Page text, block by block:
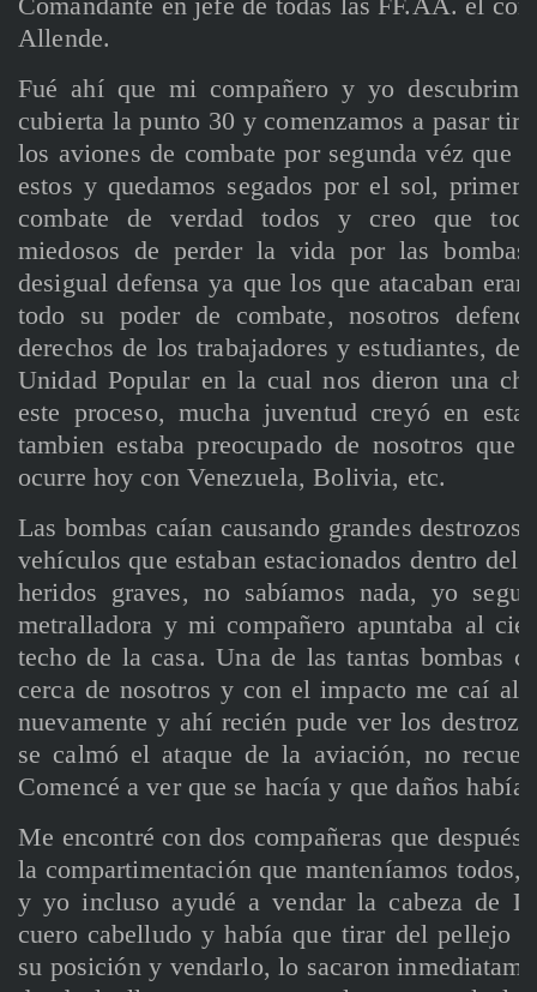
Allende.
Fué ahí que mi compañero y yo
cubierta la punto 30 y comenzamos a pasar
los aviones de combate por segunda véz que
estos y quedamos segados por el sol,
combate de verdad todos y creo que
miedosos de perder la vida por las
desigual defensa ya que los que atacaban
todo su poder de combate, nosotros
derechos de los trabajadores y estudiantes,
Unidad Popular en la cual nos dieron una
este proceso, mucha juventud creyó en
tambien estaba preocupado de nosotros que
ocurre hoy con Venezuela, Bolivia, etc.
Las bombas caían causando grandes
vehículos que estaban estacionados dentro del
heridos graves, no sabíamos nada, yo
metralladora y mi compañero apuntaba al
techo de la casa. Una de las tantas bombas
cerca de nosotros y con el impacto me caí al
nuevamente y ahí recién pude ver los
se calmó el ataque de la aviación, no
Comencé a ver que se hacía y que daños
Me encontré con dos compañeras que después
la compartimentación que manteníamos todos,
y yo incluso ayudé a vendar la cabeza de
cuero cabelludo y había que tirar del pellejo
su posición y vendarlo, lo sacaron